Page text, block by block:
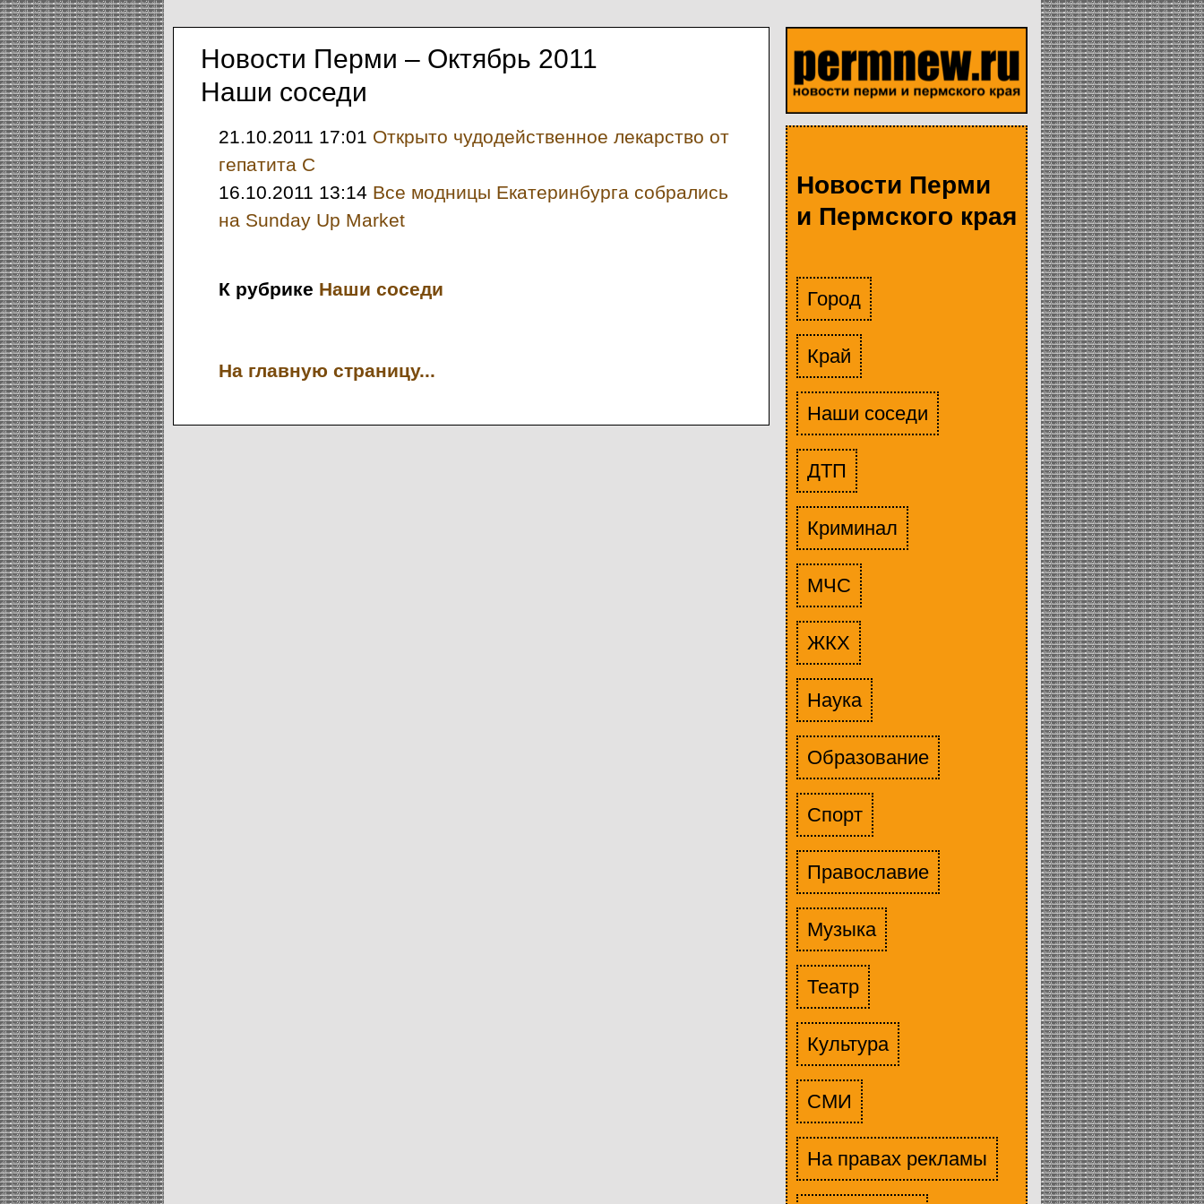
Новости Перми
и Пермского края
Город
Край
Наши соседи
ДТП
Криминал
МЧС
ЖКХ
Наука
Образование
Спорт
Православие
Музыка
Театр
Культура
СМИ
На правах рекламы
Новости Перми – Октябрь 2011
Наши соседи
21.10.2011 17:01 Открыто чудодейственное лекарство от
гепатита С
16.10.2011 13:14 Все модницы Екатеринбурга собрались
на Sunday Up Market
К рубрике Наши соседи
На главную страницу...